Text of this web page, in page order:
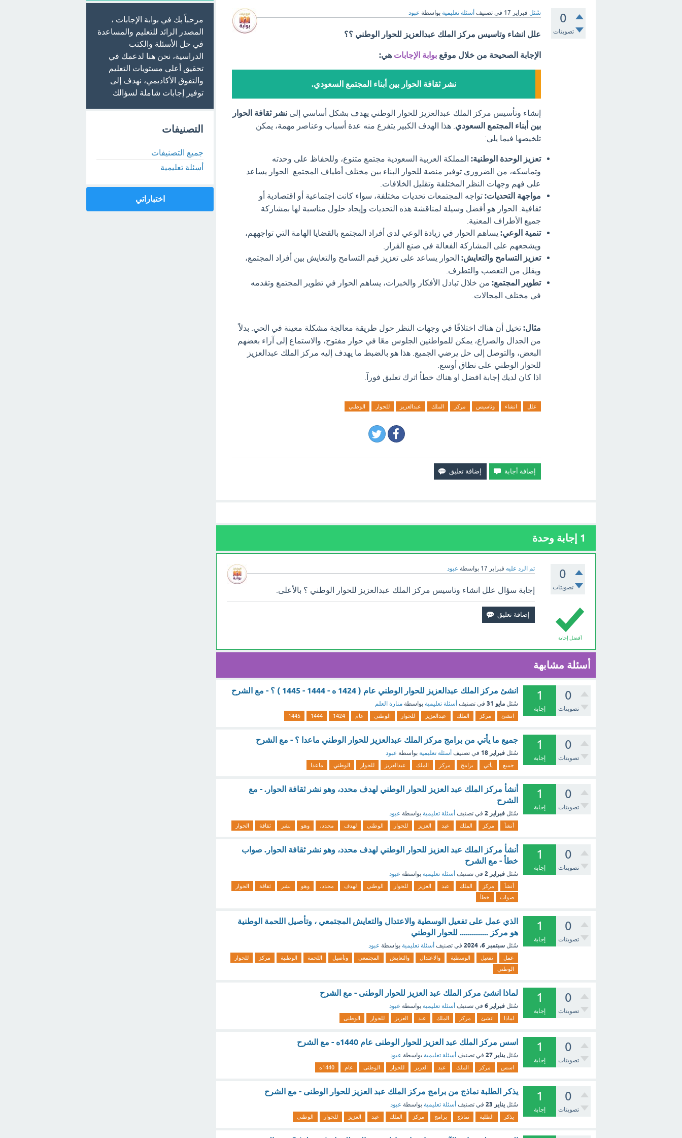
0
تصويتات
سُئل فبراير 17 في تصنيف أسئلة تعليمية بواسطة عبود
علل انشاء وتاسيس مركز الملك عبدالعزيز للحوار الوطني ؟؟
الإجابة الصحيحة من خلال موقع بوابة الإجابات هي:
نشر ثقافة الحوار بين أبناء المجتمع السعودي.
إنشاء وتأسيس مركز الملك عبدالعزيز للحوار الوطني يهدف بشكل أساسي إلى نشر ثقافة الحوار
بين أبناء المجتمع السعودي . هذا الهدف الكبير يتفرع منه عدة أسباب وعناصر مهمة، يمكن
تلخيصها فيما يلي:
تعزيز الوحدة الوطنية: المملكة العربية السعودية مجتمع متنوع، وللحفاظ على وحدته
وتماسكه، من الضروري توفير منصة للحوار البناء بين مختلف أطياف المجتمع. الحوار يساعد
على فهم وجهات النظر المختلفة وتقليل الخلافات.
مواجهة التحديات: تواجه المجتمعات تحديات مختلفة، سواء كانت اجتماعية أو اقتصادية أو
ثقافية. الحوار هو أفضل وسيلة لمناقشة هذه التحديات وإيجاد حلول مناسبة لها بمشاركة
جميع الأطراف المعنية.
تنمية الوعي: يساهم الحوار في زيادة الوعي لدى أفراد المجتمع بالقضايا الهامة التي تواجههم،
ويشجعهم على المشاركة الفعالة في صنع القرار.
تعزيز التسامح والتعايش: الحوار يساعد على تعزيز قيم التسامح والتعايش بين أفراد المجتمع،
ويقلل من التعصب والتطرف.
تطوير المجتمع: من خلال تبادل الأفكار والخبرات، يساهم الحوار في تطوير المجتمع وتقدمه
في مختلف المجالات.
مثال: تخيل أن هناك اختلافًا في وجهات النظر حول طريقة معالجة مشكلة معينة في الحي. بدلاً
من الجدال والصراع، يمكن للمواطنين الجلوس معًا في حوار مفتوح، والاستماع إلى آراء بعضهم
البعض، والتوصل إلى حل يرضي الجميع. هذا هو بالضبط ما يهدف إليه مركز الملك عبدالعزيز
للحوار الوطني على نطاق أوسع.
اذا كان لديك إجابة افضل او هناك خطأ اترك تعليق فورآ.
علل انشاء وتاسيس مركز الملك عبدالعزيز للحوار الوطني
1 إجابة وحدة
0
تصويتات
تم الرد عليه فبراير 17 بواسطة عبود
أفضل إجابة
إجابة سؤال علل انشاء وتاسيس مركز الملك عبدالعزيز للحوار الوطني ؟ بالأعلى.
أسئلة مشابهة
0
تصويتات
1
إجابة
انشئ مركز الملك عبدالعزيز للحوار الوطني عام ( 1424 ه - 1444 - 1445 ) ؟ - مع الشرح
سُئل مايو 31 في تصنيف أسئلة تعليمية بواسطة منارة العلم
انشئ مركز الملك عبدالعزيز للحوار الوطني عام 1424
1444
1445
0
تصويتات
1
إجابة
جميع ما يأتي من برامج مركز الملك عبدالعزيز للحوار الوطني ماعدا ؟ - مع الشرح
سُئل فبراير 18 في تصنيف أسئلة تعليمية بواسطة عبود
جميع يأتي برامج مركز الملك عبدالعزيز للحوار الوطني ماعدا
0
تصويتات
1
إجابة
أنشأ مركز الملك عبد العزيز للحوار الوطني لهدف محدد، وهو نشر ثقافة الحوار. - مع
الشرح
سُئل فبراير 2 في تصنيف أسئلة تعليمية بواسطة عبود
أنشأ مركز الملك عبد العزيز للحوار الوطني لهدف محدد، وهو نشر ثقافة الحوار
0
تصويتات
1
إجابة
أنشأ مركز الملك عبد العزيز للحوار الوطني لهدف محدد، وهو نشر ثقافة الحوار. صواب
خطأ - مع الشرح
سُئل فبراير 2 في تصنيف أسئلة تعليمية بواسطة عبود
أنشأ مركز الملك عبد العزيز للحوار الوطني لهدف محدد، وهو نشر ثقافة
الحوار
صواب
خطأ
0
تصويتات
1
إجابة
الذي عمل على تفعيل الوسطية والاعتدال والتعايش المجتمعي ، وتأصيل اللحمة الوطنية
هو مركز .............. للحوار الوطني
سُئل سبتمبر 6، 2024 في تصنيف أسئلة تعليمية بواسطة عبود
عمل تفعيل الوسطية والاعتدال والتعايش المجتمعي وتأصيل اللحمة الوطنية مركز
للحوار
الوطني
0
تصويتات
1
إجابة
لماذا انشئ مركز الملك عبد العزيز للحوار الوطنى - مع الشرح
سُئل فبراير 6 في تصنيف أسئلة تعليمية بواسطة عبود
لماذا انشئ مركز الملك عبد العزيز للحوار الوطنى
0
تصويتات
1
إجابة
اسس مركز الملك عبد العزيز للحوار الوطنى عام 1440ه - مع الشرح
سُئل يناير 27 في تصنيف أسئلة تعليمية بواسطة عبود
اسس مركز الملك عبد العزيز للحوار الوطنى عام 1440ه
0
تصويتات
1
إجابة
يذكر الطلبة نماذج من برامج مركز الملك عبد العزيز للحوار الوطنى - مع الشرح
سُئل يناير 23 في تصنيف أسئلة تعليمية بواسطة عبود
يذكر الطلبة نماذج برامج مركز الملك عبد العزيز للحوار الوطنى
مرحباً بك في بوابة الإجابات ،
المصدر الرائد للتعليم والمساعدة
في حل الأسئلة والكتب
الدراسية، نحن هنا لدعمك في
تحقيق أعلى مستويات التعليم
والتفوق الأكاديمي، نهدف إلى
توفير إجابات شاملة لسؤالك
التصنيفات
جميع التصنيفات
أسئلة تعليمية
اختباراتي